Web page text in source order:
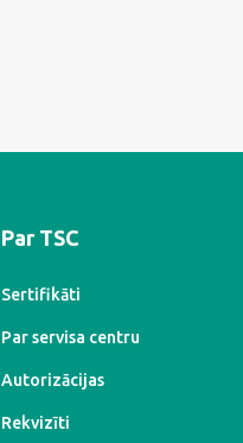
Par TSC
Sertifikāti
Par servisa centru
Autorizācijas
Rekvizīti